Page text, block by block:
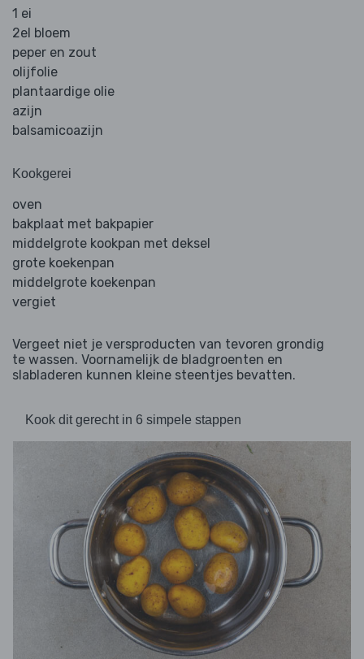
1 ei
2el bloem
peper en zout
olijfolie
plantaardige olie
azijn
balsamicoazijn
Kookgerei
oven
bakplaat met bakpapier
middelgrote kookpan met deksel
grote koekenpan
middelgrote koekenpan
vergiet
Vergeet niet je versproducten van tevoren grondig
te wassen. Voornamelijk de bladgroenten en
slabladeren kunnen kleine steentjes bevatten.
Kook dit gerecht in 6 simpele stappen